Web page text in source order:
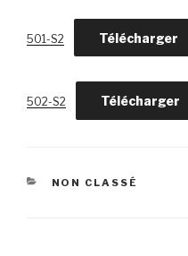
501-S2 Télécharger
502-S2 Télécharger
CATÉGORIES
NON CLASSÉ